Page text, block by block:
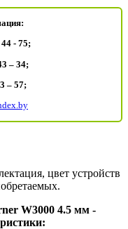
- 75;
– 34;
– 57;
цвет устройств
W3000 4.5 мм -